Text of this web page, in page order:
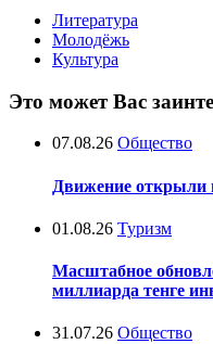
Литература
Молодёжь
Культура
Это может Вас
07.08.26 Общество
Движение открыли
01.08.26 Туризм
Масштабное
миллиарда тенге
31.07.26 Общество